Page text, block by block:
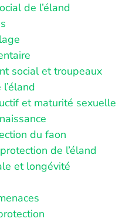
de l’éland
social et troupeaux
et maturité sexuelle
du faon
de l’éland
et longévité